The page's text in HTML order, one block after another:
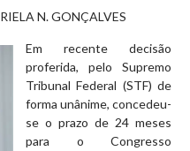
N. GONÇALVES
Em recente decisão
proferida, pelo Supremo
Tribunal Federal (STF) de
forma unânime, concedeu-
se o prazo de 24 meses
para o Congresso